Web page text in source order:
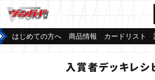
はじめての方へ 商品情報 カードリスト
入賞者デッキレシ